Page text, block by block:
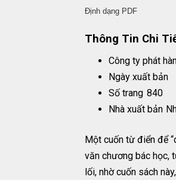
Định dạng
Thông Tin Chi
Công ty phát
Ngày xuất bản
Số trang 840
Nhà xuất bản
Một cuốn từ điển để
văn chương bác học,
lối, nhờ cuốn sách